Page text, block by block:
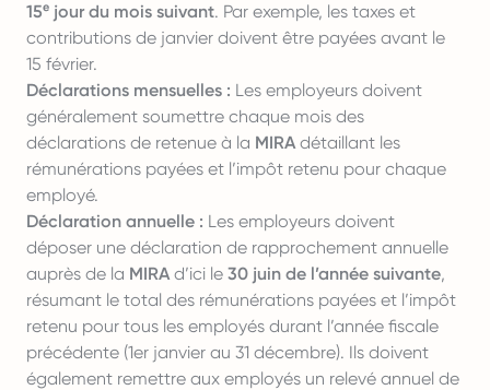
15ᵉ jour du mois suivant. Par exemple, les taxes et
contributions de janvier doivent être payées avant le
15 février.
Déclarations mensuelles : Les employeurs doivent
généralement soumettre chaque mois des
déclarations de retenue à la MIRAdétaillant les
rémunérations payées et l’impôt retenu pour chaque
employé.
Déclaration annuelle : Les employeurs doivent
déposer une déclaration de rapprochement annuelle
auprès de la MIRAd’ici le 30 juin de l’année suivante,
résumant le total des rémunérations payées et l’impôt
retenu pour tous les employés durant l’année fiscale
précédente (1er janvier au 31 décembre). Ils doivent
également remettre aux employés un relevé annuel de